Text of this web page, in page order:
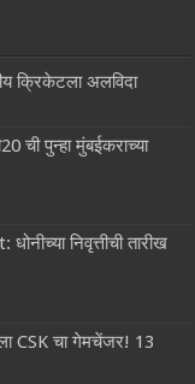
क्रिकेटला अलविदा
ची पुन्हा मुंबईकराच्या
निवृत्तीची तारीख
CSK चा गेमचेंजर! 13